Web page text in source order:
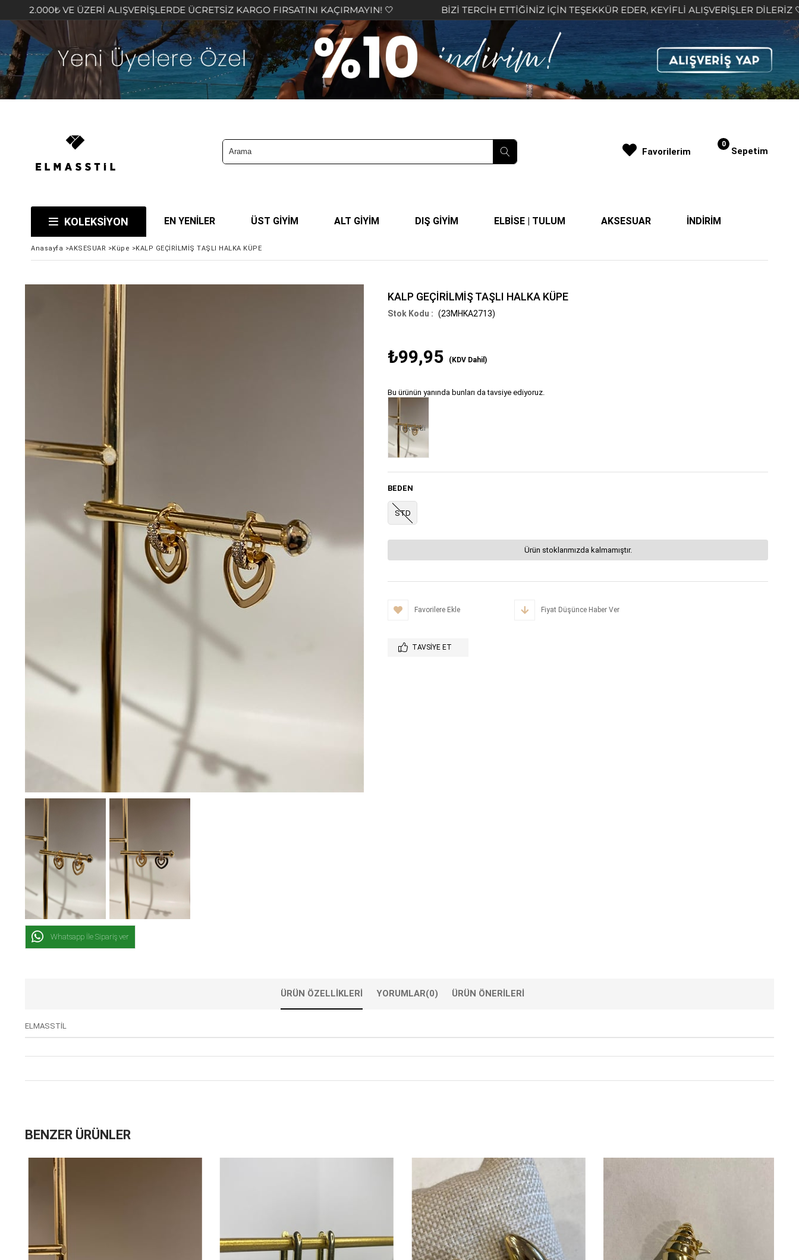
ÜZERİ ALIŞVERİŞLERDE ÜCRETSİZ KARGO FIRSATINI KAÇIRMAYIN! 🤍 BİZİ TERCİH ETTİĞİNİZ İÇİN TEŞEKKÜR EDER, KEYİFLİ ALIŞVERİŞLER DİLERİZ 🤍
Sepetim
0
KOLEKSİYON EN YENİLER ÜST GİYİM ALT GİYİM DIŞ GİYİM ELBİSE | TULUM AKSESUAR İNDİRİM
Favorilerim
Anasayfa >AKSESUAR >Küpe >KALP GEÇİRİLMİŞ TAŞLI HALKA KÜPE
Whatsapp İle Sipariş ver
KALP GEÇİRİLMİŞ TAŞLI HALKA KÜPE
(23MHKA2713)
₺99,95 (KDV Dahil)
Bu ürünün yanında bunları da tavsiye ediyoruz.
Tükendi
BEDEN
STD
Ürün stoklarımızda kalmamıştır.
Favorilere Ekle Fiyat Düşünce Haber Ver
TAVSIYE ET
ÜRÜN ÖZELLIKLERI YORUMLAR(0) ÜRÜN ÖNERILERI
ELMASSTİL
BENZER ÜRÜNLER